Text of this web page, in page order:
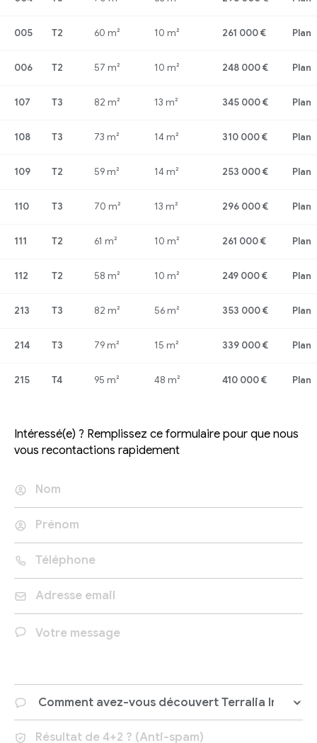
005 T2 60 m² 10 m² 261 000 € Plan
006 T2 57 m² 10 m² 248 000 € Plan
107 T3 82 m² 13 m² 345 000 € Plan
108 T3 73 m² 14 m² 310 000 € Plan
109 T2 59 m² 14 m² 253 000 € Plan
110 T3 70 m² 13 m² 296 000 € Plan
111 T2 61 m² 10 m² 261 000 € Plan
112 T2 58 m² 10 m² 249 000 € Plan
213 T3 82 m² 56 m² 353 000 € Plan
214 T3 79 m² 15 m² 339 000 € Plan
215 T4 95 m² 48 m² 410 000 € Plan
Intéressé(e) ? Remplissez ce formulaire pour que nous
vous recontactions rapidement